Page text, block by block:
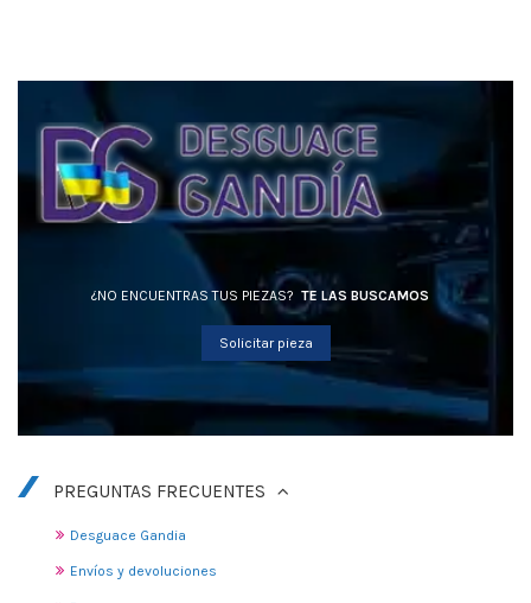
¿NO ENCUENTRAS TUS PIEZAS? TE LAS BUSCAMOS
Solicitar pieza
PREGUNTAS FRECUENTES
Desguace Gandia
Envíos y devoluciones